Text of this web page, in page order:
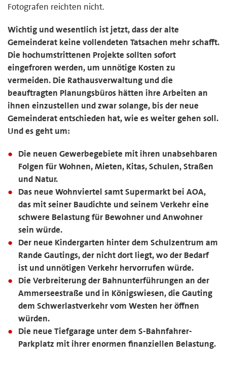
Fotografen reichten nicht.
Wichtig und wesentlich ist jetzt, dass der alte
Gemeinderat keine vollendeten Tatsachen mehr schafft.
Die hochumstrittenen Projekte sollten sofort
eingefroren werden, um unnötige Kosten zu
vermeiden. Die Rathausverwaltung und die
beauftragten Planungsbüros hätten ihre Arbeiten an
ihnen einzustellen und zwar solange, bis der neue
Gemeinderat entschieden hat, wie es weiter gehen soll.
Und es geht um:
Die neuen Gewerbegebiete mit ihren unabsehbaren
Folgen für Wohnen, Mieten, Kitas, Schulen, Straßen
und Natur.
Das neue Wohnviertel samt Supermarkt bei AOA,
das mit seiner Baudichte und seinem Verkehr eine
schwere Belastung für Bewohner und Anwohner
sein würde.
Der neue Kindergarten hinter dem Schulzentrum am
Rande Gautings, der nicht dort liegt, wo der Bedarf
ist und unnötigen Verkehr hervorrufen würde.
Die Verbreiterung der Bahnunterführungen an der
Ammerseestraße und in Königswiesen, die Gauting
dem Schwerlastverkehr vom Westen her öffnen
würden.
Die neue Tiefgarage unter dem S-Bahnfahrer-
Parkplatz mit ihrer enormen finanziellen Belastung.